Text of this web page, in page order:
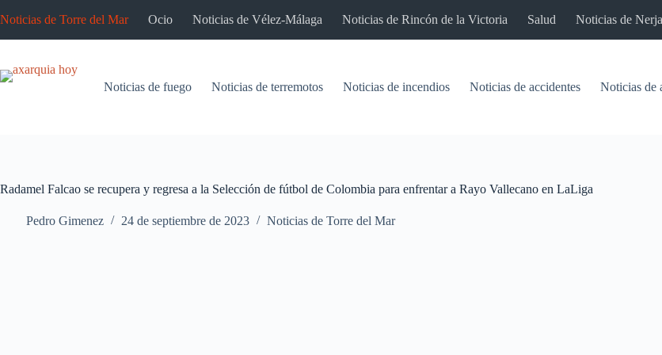
al
Noticias de Torre del Mar Ocio Noticias de Vélez-Málaga Noticias de Rincón de la Victoria Salud Noticias de Nerja
Noticias de fuego Noticias de terremotos Noticias de incendios Noticias de accidentes Noticias de
Radamel Falcao se recupera y regresa a la Selección de fútbol de Colombia para enfrentar a Rayo Vallecano en LaLiga
Pedro Gimenez 24 de septiembre de 2023 Noticias de Torre del Mar